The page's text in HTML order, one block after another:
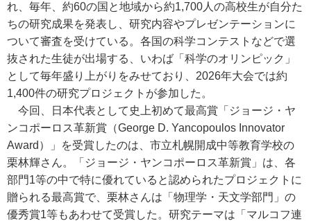
れ、毎年、約60の国と地域から約1,700人の高校生が自分た
ちの研究成果を発表し、研究内容やプレゼンテーションに
ついて審査を受けている。各国の科学コンテストなどで選
抜された生徒が出場する、いわば「科学のオリンピック」
として毎年盛り上がりをみせており、2026年大会では約
1,400件の研究プロジェクトが参加した。
今回、日本代表として史上初めて最高賞「ジョージ・ヤ
ンコポーロス革新賞（George D. Yancopoulos Innovator
Award）」を受賞したのは、市立札幌開成中等教育学校の
栗林輝さん。「ジョージ・ヤンコポーロス革新賞」は、各
部門1等の中で特に優れていると認められたプロジェクトに
贈られる最高賞で、栗林さんは「物理学・天文学部門」の
優秀賞1等もあわせて受賞した。研究テーマは「マルコフ連